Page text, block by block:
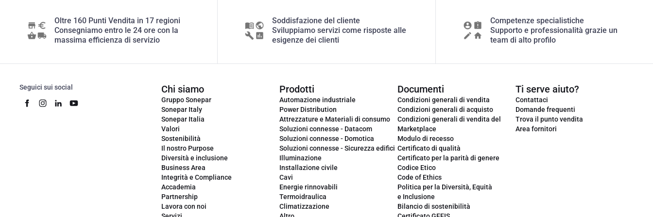
Oltre 160 Punti Vendita in 17 regioni
Consegniamo entro le 24 ore con la
massima efficienza di servizio
Soddisfazione del cliente
Sviluppiamo servizi come risposte alle
esigenze dei clienti
Competenze specialistiche
Supporto e professionalità grazie un
team di alto profilo
Seguici sui social Chi siamo
Gruppo Sonepar
Sonepar Italy
Sonepar Italia
Valori
Sostenibilità
Il nostro Purpose
Diversità e inclusione
Business Area
Integrità e Compliance
Accademia
Partnership
Lavora con noi
Prodotti
Automazione industriale
Power Distribution
Attrezzature e Materiali di consumo
Soluzioni connesse - Datacom
Soluzioni connesse - Domotica
Soluzioni connesse - Sicurezza edifici
Illuminazione
Installazione civile
Cavi
Energie rinnovabili
Termoidraulica
Climatizzazione
Documenti
Condizioni generali di vendita
Condizioni generali di acquisto
Condizioni generali di vendita del
Marketplace
Modulo di recesso
Certificato di qualità
Certificato per la parità di genere
Codice Etico
Code of Ethics
Politica per la Diversità, Equità
e Inclusione
Bilancio di sostenibilità
Ti serve aiuto?
Contattaci
Domande frequenti
Trova il punto vendita
Area fornitori